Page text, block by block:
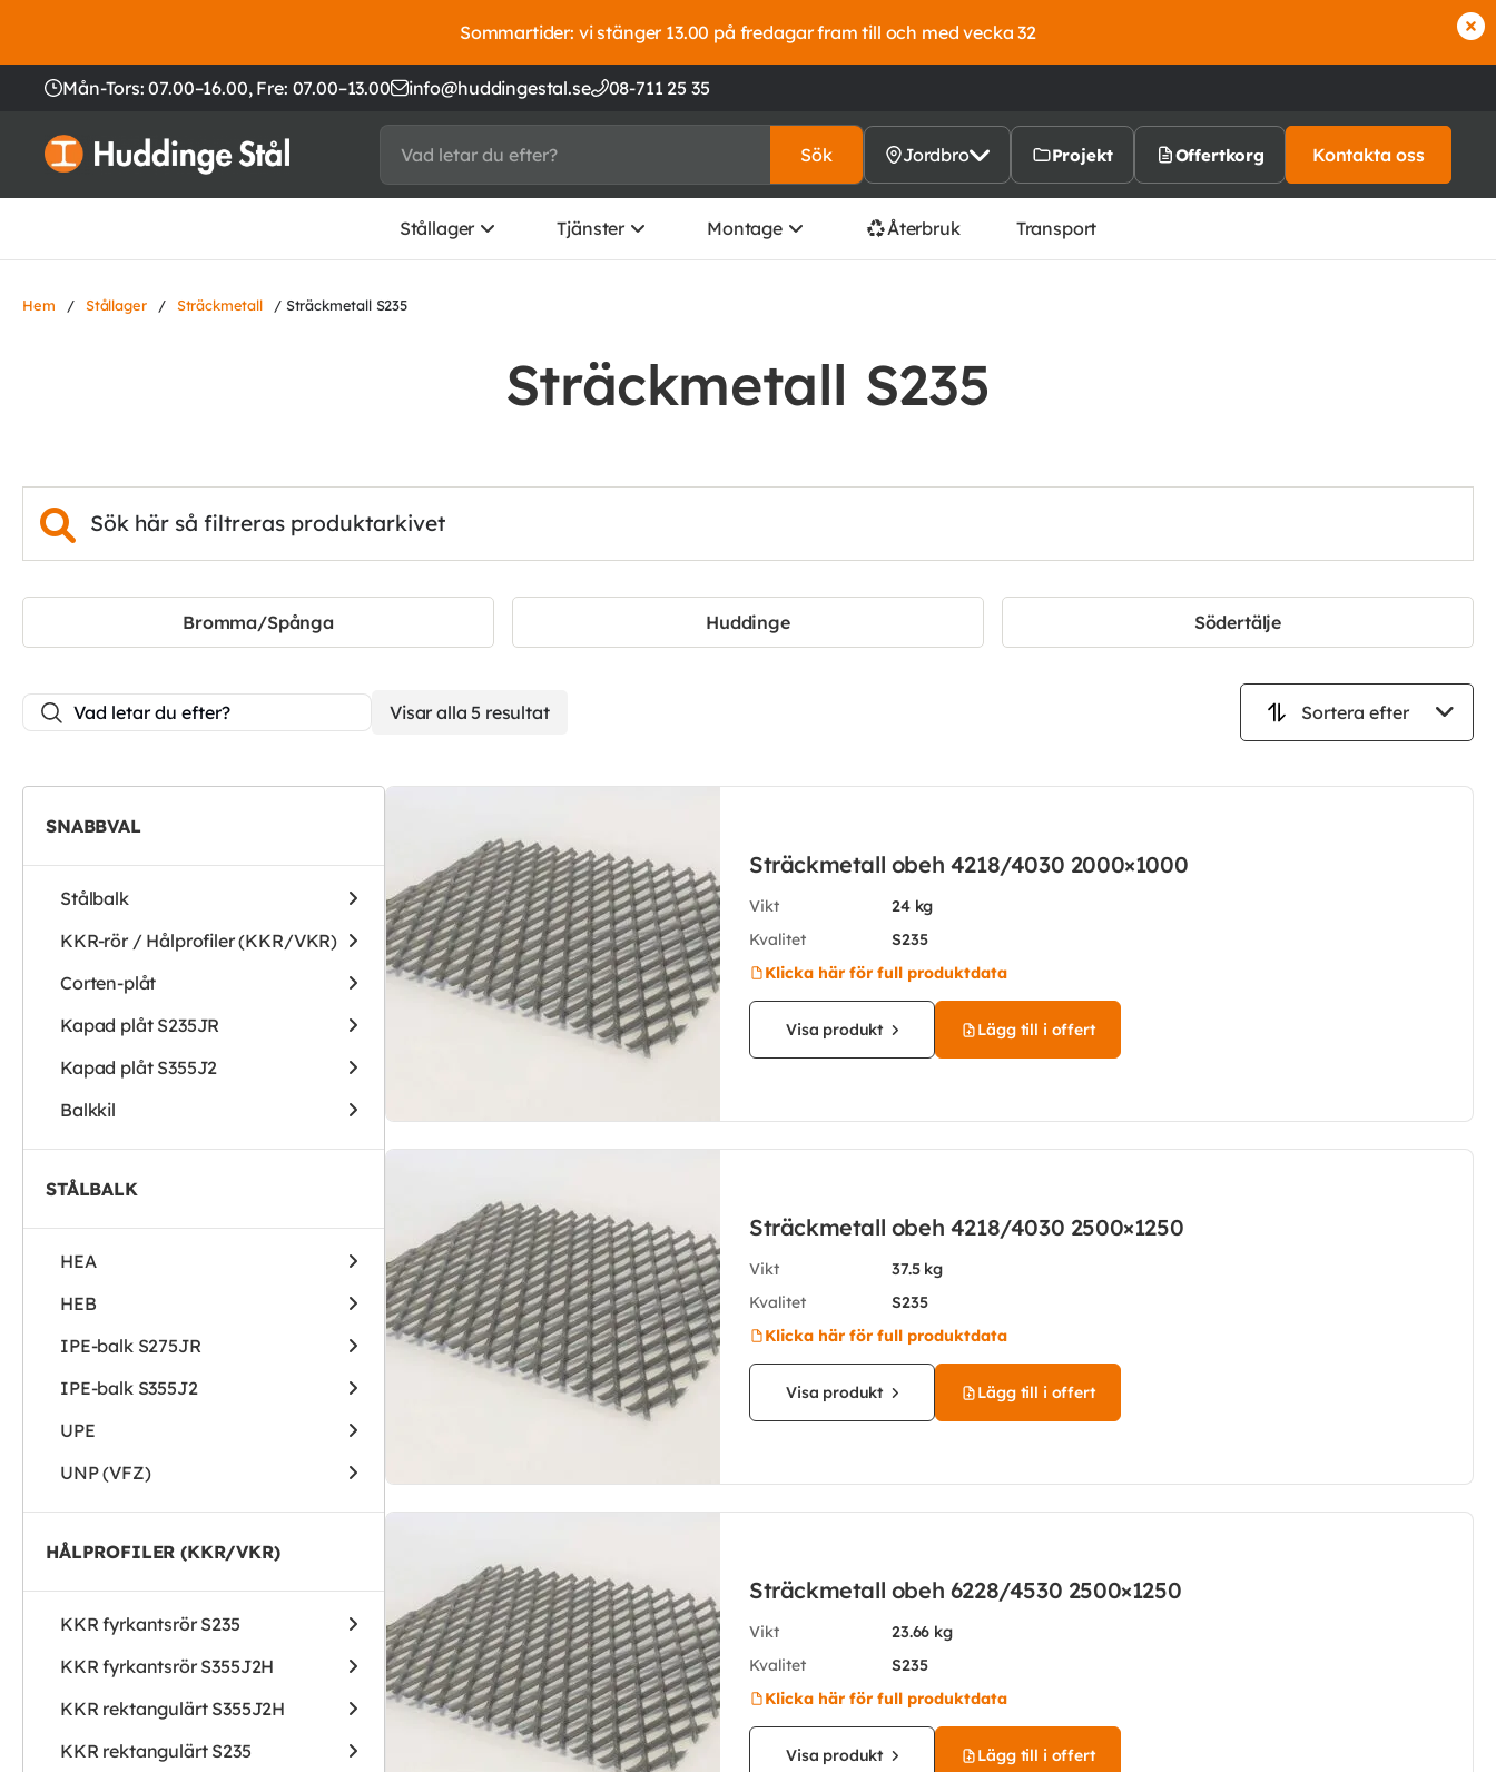
Sommartider: vi stänger 13.00 på fredagar fram till och med vecka 32
Mån-Tors: 07.00–16.00, Fre: 07.00–13.00 info@huddingestal.se 08-711 25 35
Sök Jordbro Projekt Offertkorg Kontakta oss
Stållager Tjänster Montage Återbruk Transport
Hem / Stållager / Sträckmetall / Sträckmetall S235
Sträckmetall S235
Bromma/Spånga Huddinge Södertälje
Visar alla 5 resultat
SNABBVAL
Stålbalk
KKR-rör / Hålprofiler (KKR/VKR)
Corten-plåt
Kapad plåt S235JR
Kapad plåt S355J2
Balkkil
STÅLBALK
HEA
HEB
IPE-balk S275JR
IPE-balk S355J2
UPE
UNP (VFZ)
HÅLPROFILER (KKR/VKR)
KKR fyrkantsrör S235
KKR fyrkantsrör S355J2H
KKR rektangulärt S355J2H
KKR rektangulärt S235
Sträckmetall obeh 4218/4030 2000×1000
Vikt
24 kg
Kvalitet
S235
Klicka här för full produktdata
Visa produkt Lägg till i offert
Sträckmetall obeh 4218/4030 2500×1250
Vikt
37.5 kg
Kvalitet
S235
Klicka här för full produktdata
Visa produkt Lägg till i offert
Sträckmetall obeh 6228/4530 2500×1250
Vikt
23.66 kg
Kvalitet
S235
Klicka här för full produktdata
Visa produkt Lägg till i offert